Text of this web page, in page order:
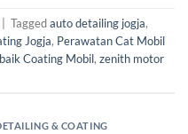
Taggedauto detailing jogja,
Jogja, Perawatan Cat Mobil
Coating Mobil, zenith motor
& COATING